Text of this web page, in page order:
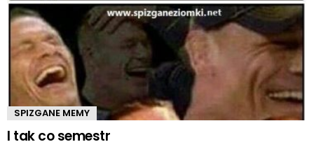
SPIZGANE MEMY
I tak co semestr